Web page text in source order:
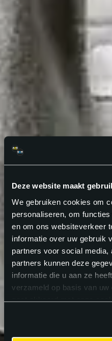
Deze website maakt
We gebruiken cookies om
personaliseren, om
en om ons websiteverkeer
informatie over uw gebruik
partners voor social
partners kunnen deze
informatie die u aan ze
verzameld op basis van
gaat akkoord met onze